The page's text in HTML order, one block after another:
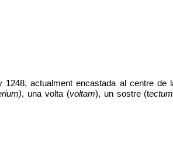
actualment encastada al centre de
, una volta (voltam), un sostre (tectum